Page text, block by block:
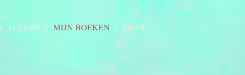
AUTEUR MIJN BOEKEN MEER